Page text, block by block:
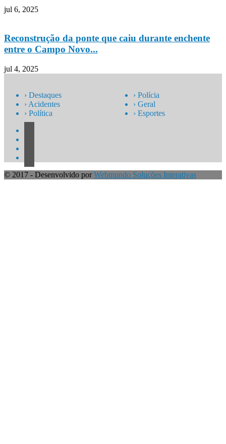
jul 6, 2025
Reconstrução da ponte que caiu durante enchente
entre o Campo Novo...
jul 4, 2025
› Destaques
› Acidentes
› Política
› Polícia
› Geral
› Esportes
© 2017 - Desenvolvido porWebmundo Soluções Interativas